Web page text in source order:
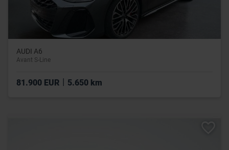
AUDI A6
Avant S-Line
81.900 EUR | 5.650 km